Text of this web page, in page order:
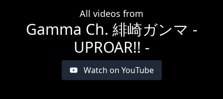
All videos from
Gamma Ch. 緋崎ガンマ -
UPROAR!! -
Watch on YouTube